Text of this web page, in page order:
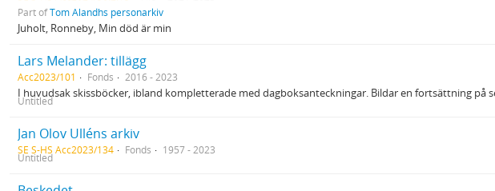
Part ofTom Alandhs personarkiv
Juholt, Ronneby, Min död är min
Lars Melander: tillägg
Acc2023/101 Fonds 2016 - 2023
I huvudsak skissböcker, ibland kompletterade med dagboksanteckningar. Bildar en fortsättning på
Untitled
Jan Olov Ulléns arkiv
SE S-HS Acc2023/134 Fonds 1957 - 2023
Untitled